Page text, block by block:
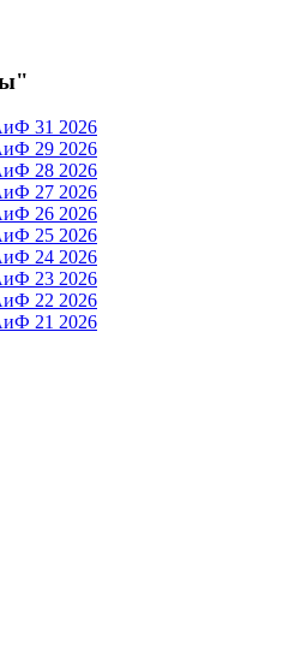
31 2026
29 2026
28 2026
27 2026
26 2026
25 2026
24 2026
23 2026
22 2026
21 2026